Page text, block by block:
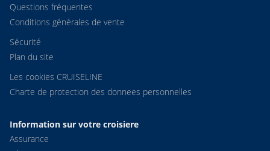
Questions fréquentes
Conditions générales de vente
Sécurité
Plan du site
Les cookies CRUISELINE
Charte de protection des donnees personnelles
Information sur votre croisiere
Assurance